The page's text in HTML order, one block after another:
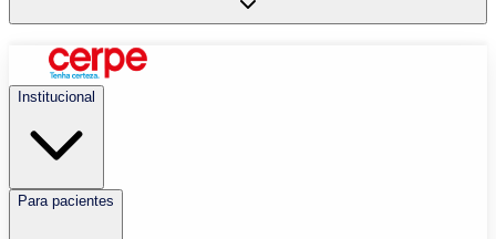
Institucional
Para pacientes